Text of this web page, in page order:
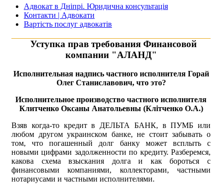
Адвокат в Дніпрі. Юридична консультація
Контакти | Адвокати
Вартість послуг адвокатів
Уступка прав требования Финансовой
компании "АЛАНД"
Исполнительная надпись частного исполнителя Горай
Олег Станиславович, что это?
Исполнительное производство частного исполнителя
Клитченко Оксаны Анатольевны (Клітченко О.А.)
Взяв когда-то кредит в ДЕЛЬТА БАНК, в ПУМБ или
любом другом украинском банке, не стоит забывать о
том, что погашенный долг банку может всплыть с
новыми цифрами задолженности по кредиту. Разберемся,
какова схема взыскания долга и как бороться с
финансовыми компаниями, коллекторами, частными
нотариусами и частными исполнителями.